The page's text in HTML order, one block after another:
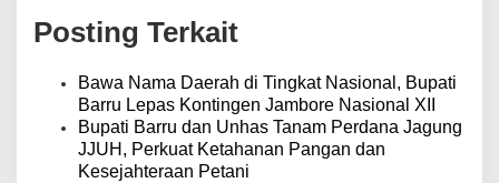
g
a
Posting Terkait
Bawa Nama Daerah di Tingkat Nasional, Bupati
Barru Lepas Kontingen Jambore Nasional XII
Bupati Barru dan Unhas Tanam Perdana Jagung
JJUH, Perkuat Ketahanan Pangan dan
Kesejahteraan Petani